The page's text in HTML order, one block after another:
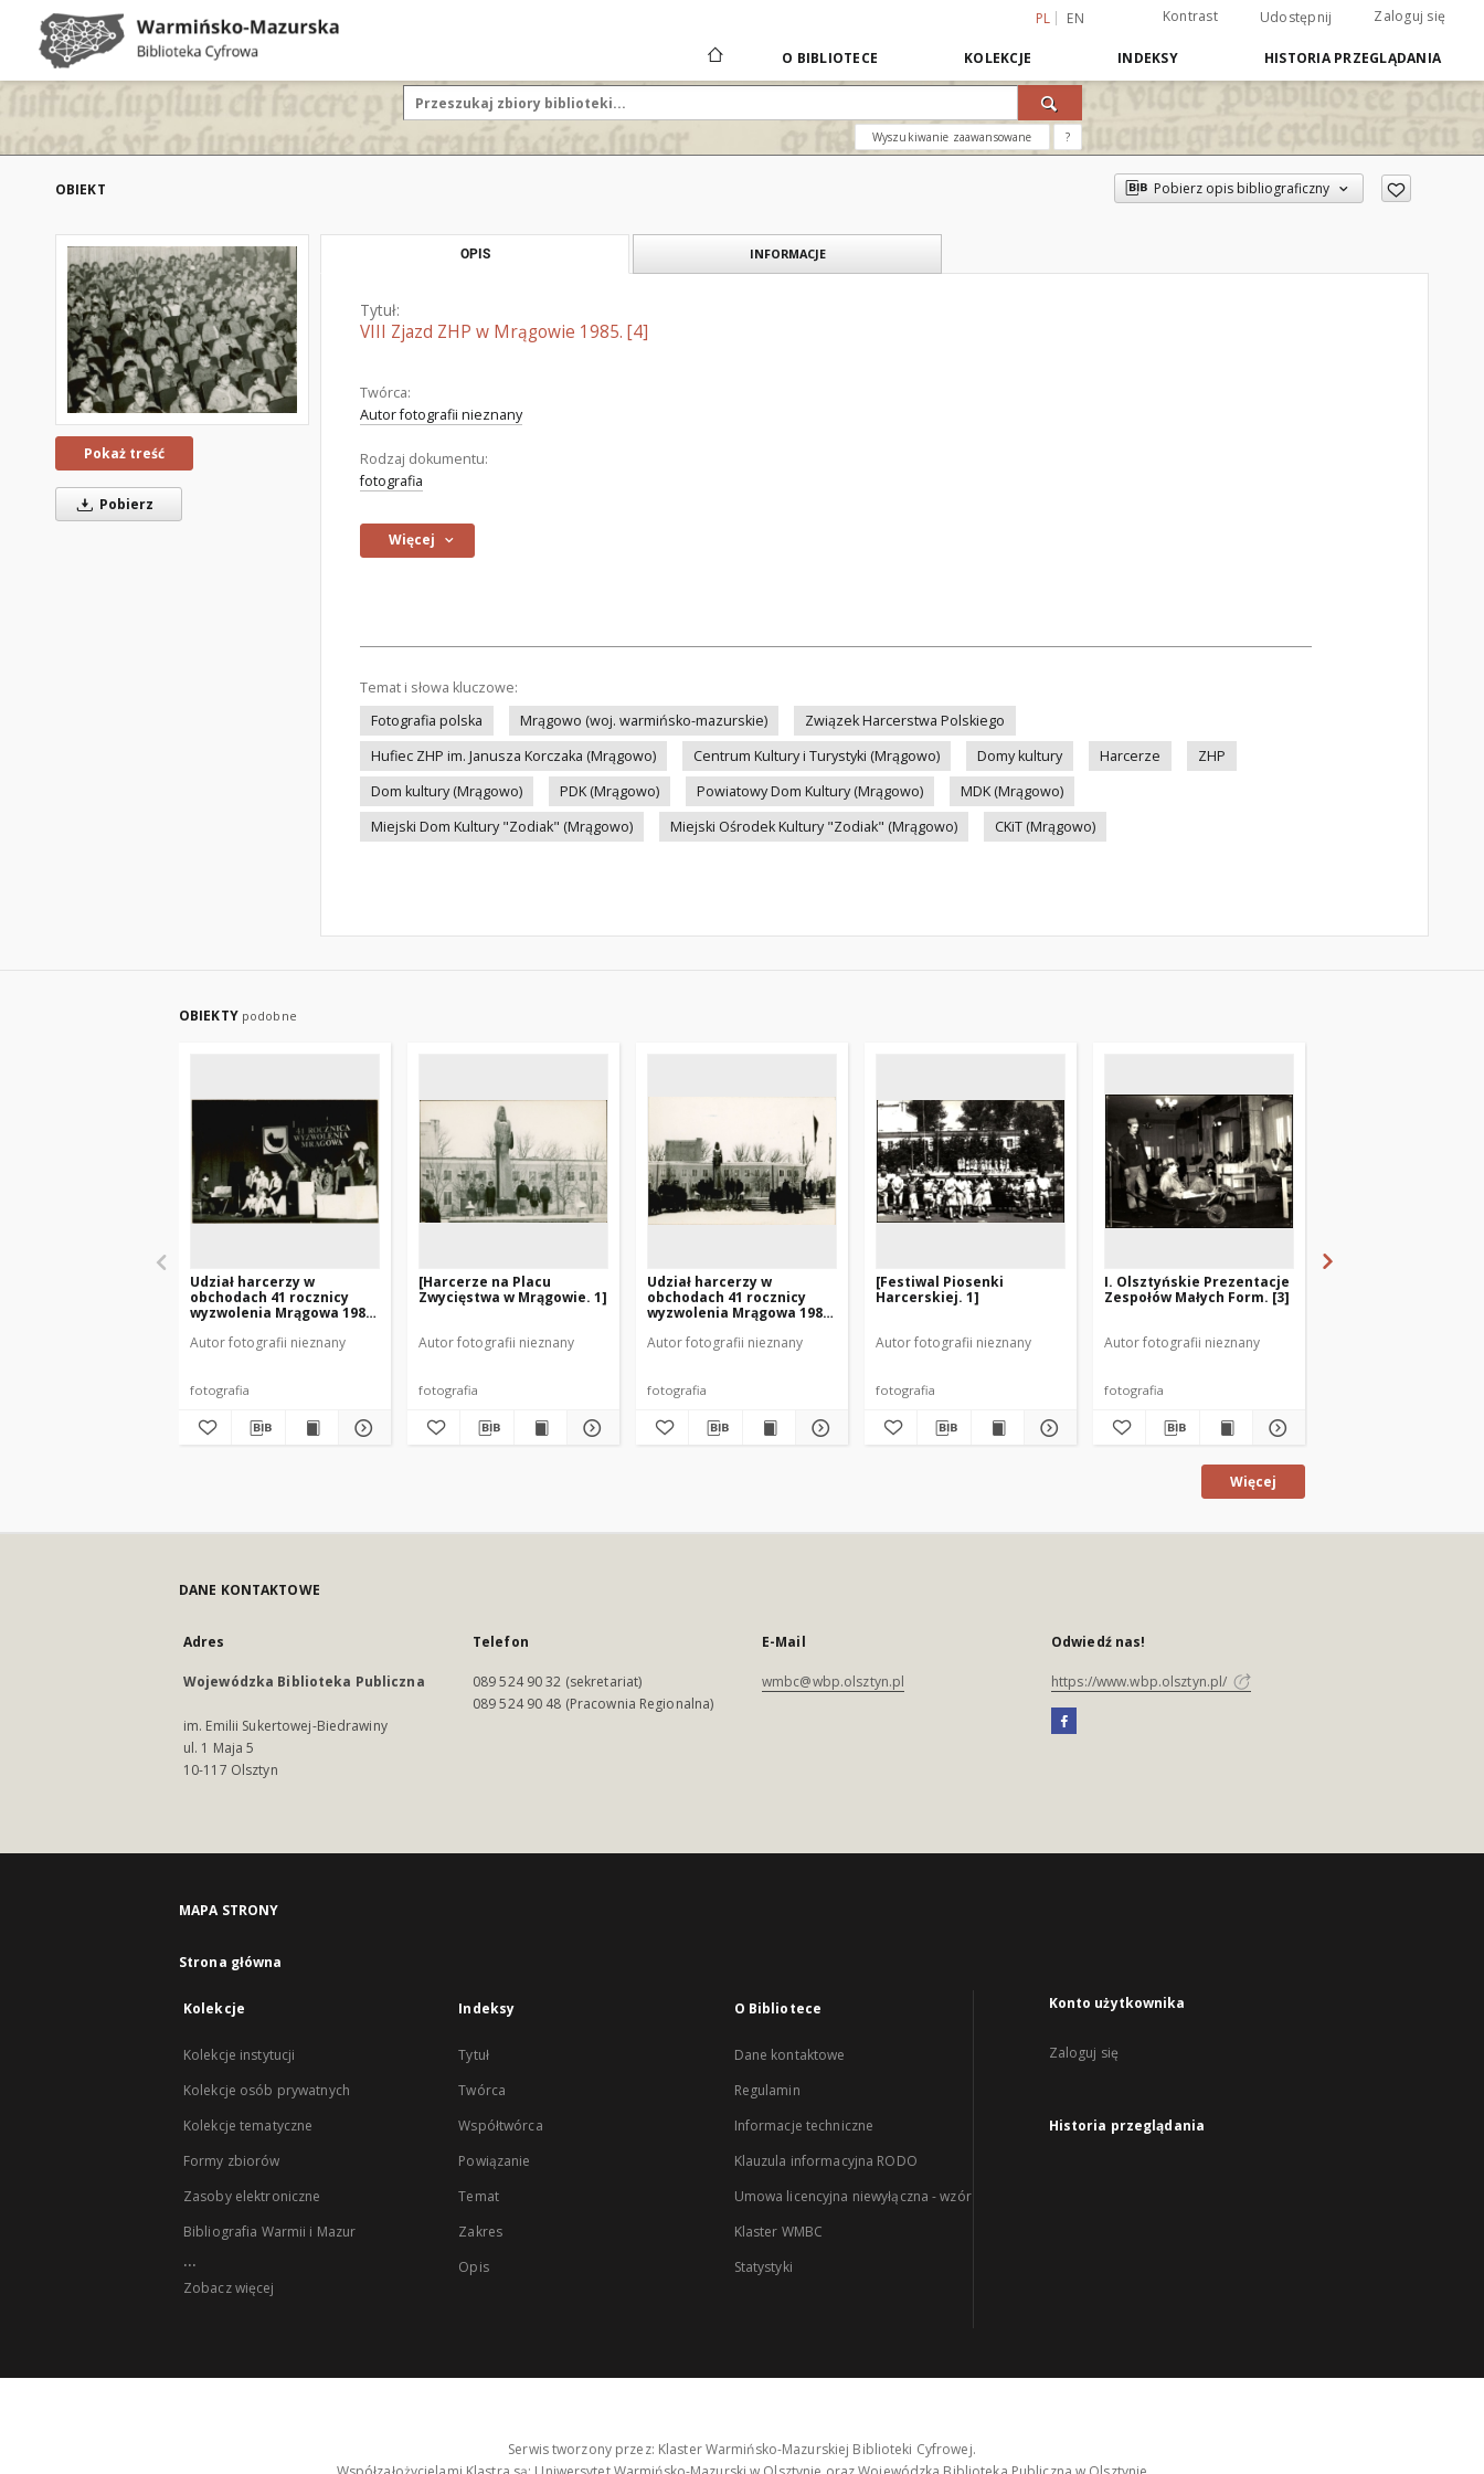
PL EN Kontrast Udostępnij Zaloguj się
O BIBLIOTECE KOLEKCJE INDEKSY HISTORIA PRZEGLĄDANIA
Wyszukiwanie zaawansowane ?
OBIEKT Pobierz opis bibliograficzny
Pokaż treść
Pobierz
OPIS INFORMACJE
Tytuł:
VIII Zjazd ZHP w Mrągowie 1985. [4]
Twórca:
Autor fotografii nieznany
Rodzaj dokumentu:
fotografia
Więcej
Temat i słowa kluczowe:
Fotografia polska
Mrągowo (woj. warmińsko-mazurskie)
Związek Harcerstwa Polskiego
Hufiec ZHP im. Janusza Korczaka (Mrągowo)
Centrum Kultury i Turystyki (Mrągowo) Domy kultury Harcerze
ZHP
Dom kultury (Mrągowo)
PDK (Mrągowo) Powiatowy Dom Kultury (Mrągowo)
MDK (Mrągowo)
Miejski Dom Kultury "Zodiak" (Mrągowo)
Miejski Ośrodek Kultury "Zodiak" (Mrągowo) CKiT (Mrągowo)
OBIEKTY podobne
Udział harcerzy w
obchodach 41 rocznicy
wyzwolenia Mrągowa 1986.
Autor fotografii nieznany
fotografia
[Harcerze na Placu
Zwycięstwa w Mrągowie. 1]
Autor fotografii nieznany
fotografia
Udział harcerzy w
obchodach 41 rocznicy
wyzwolenia Mrągowa 1986.
Autor fotografii nieznany
fotografia
[Festiwal Piosenki
Harcerskiej. 1]
Autor fotografii nieznany
fotografia
I. Olsztyńskie Prezentacje
Zespołów Małych Form. [3]
Autor fotografii nieznany
fotografia
Więcej
DANE KONTAKTOWE
Adres
Wojewódzka Biblioteka Publiczna
im. Emilii Sukertowej-Biedrawiny
ul. 1 Maja 5
10-117 Olsztyn
Telefon
089 524 90 32 (sekretariat)
089 524 90 48 (Pracownia Regionalna)
E-Mail
wmbc@wbp.olsztyn.pl
Odwiedź nas!
https://www.wbp.olsztyn.pl/
MAPA STRONY
Strona główna
Kolekcje
Kolekcje instytucji
Kolekcje osób prywatnych
Kolekcje tematyczne
Formy zbiorów
Zasoby elektroniczne
Bibliografia Warmii i Mazur
...
Zobacz więcej
Indeksy
Tytuł
Twórca
Współtwórca
Powiązanie
Temat
Zakres
Opis
O Bibliotece
Dane kontaktowe
Regulamin
Informacje techniczne
Klauzula informacyjna RODO
Umowa licencyjna niewyłączna - wzór
Klaster WMBC
Statystyki
Konto użytkownika
Zaloguj się
Historia przeglądania
Serwis tworzony przez: Klaster Warmińsko-Mazurskiej Biblioteki Cyfrowej.